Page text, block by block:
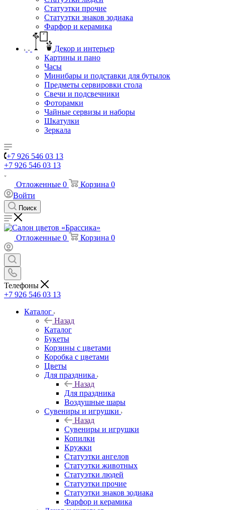
Статуэтки прочие
Статуэтки знаков зодиака
Фарфор и керамика
Декор и интерьер
Картины и пано
Часы
Минибары и подставки для бутылок
Предметы сервировки стола
Свечи и подсвечники
Фоторамки
Чайные сервизы и наборы
Шкатулки
Зеркала
+7 926 546 03 13
+7 926 546 03 13
Отложенные 0 Корзина 0
Войти
Поиск
Отложенные 0 Корзина 0
Телефоны
+7 926 546 03 13
Каталог
Назад
Каталог
Букеты
Корзины с цветами
Коробка с цветами
Цветы
Для праздника
Назад
Для праздника
Воздушные шары
Сувениры и игрушки
Назад
Сувениры и игрушки
Копилки
Кружки
Статуэтки ангелов
Статуэтки животных
Статуэтки людей
Статуэтки прочие
Статуэтки знаков зодиака
Фарфор и керамика